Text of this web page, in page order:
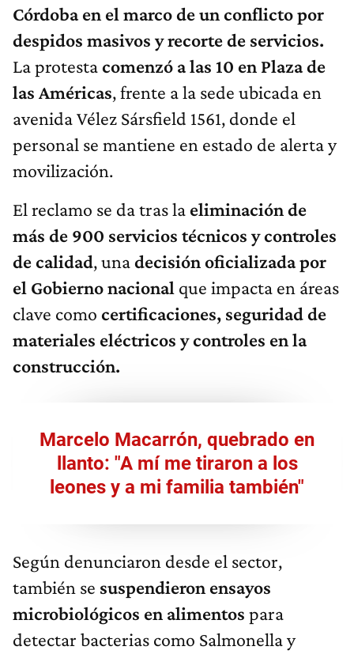
Córdoba en el marco de un conflicto por
despidos masivos y recorte de servicios.
La protestacomenzó a las 10 en Plaza de
las Américas, frente a la sede ubicada en
avenida Vélez Sársfield 1561, donde el
personal se mantiene en estado de alerta y
movilización.
El reclamo se da tras la eliminación de
más de 900 servicios técnicos y controles
de calidad, unadecisión oficializada por
el Gobierno nacional que impacta en áreas
clave como certificaciones, seguridad de
materiales eléctricos y controles en la
construcción.
Marcelo Macarrón, quebrado en
llanto: "A mí me tiraron a los
leones y a mi familia también"
Según denunciaron desde el sector,
también se suspendieron ensayos
microbiológicos en alimentos para
detectar bacterias como Salmonella y